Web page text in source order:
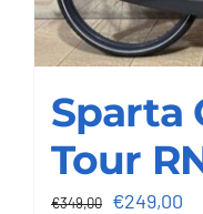
Sparta
Tour
€349,00 €249,00